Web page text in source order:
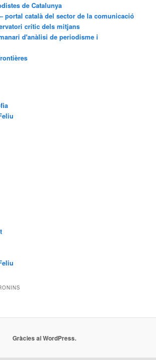
de Catalunya
portal català del sector de la comunicació
crític dels mitjans
d'anàlisi de periodisme i
Gràcies al WordPress.